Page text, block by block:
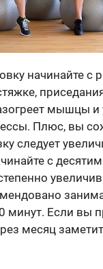
начинайте с
мышцы и
Плюс, вы
следует
с
минут. Если вы
месяц